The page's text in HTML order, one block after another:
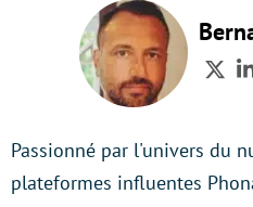
Passionné par l'univers du
plateformes influentes